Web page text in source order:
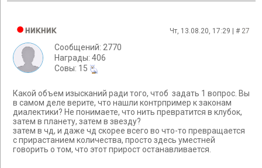
никник Чт, 13.08.20, 17:29 | # 27
Сообщений: 2770
Награды: 406
Cовы: 15
Какой объем изысканий ради того, чтоб задать 1 вопрос. Вы
в самом деле верите, что нашли контрпример к законам
диалектики? Не понимаете, что нить превратится в клубок,
затем в планету, затем в звезду?
затем в чд, и даже чд скорее всего во что-то превращается
с прирастанием количества, просто здесь уместней
говорить о том, что этот прирост останавливается.